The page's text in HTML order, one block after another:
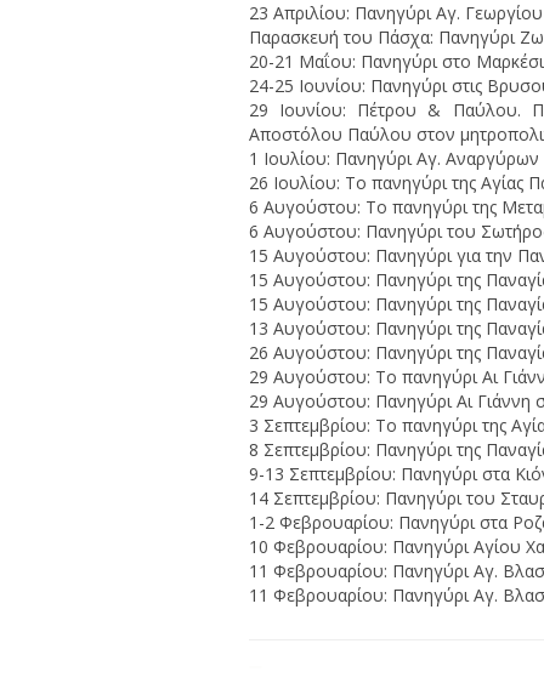
23 Απριλίου: Πανηγύρι Αγ.
Παρασκευή του Πάσχα: Πανηγύρι
20-21 Μαΐου: Πανηγύρι στο Μαρκέσι
24-25 Ιουνίου: Πανηγύρι στις
29 Ιουνίου: Πέτρου & Παύλου.
Αποστόλου Παύλου στον
1 Ιουλίου: Πανηγύρι Αγ.
26 Ιουλίου: Το πανηγύρι της Αγίας
6 Αυγούστου: Το πανηγύρι της
6 Αυγούστου: Πανηγύρι του
15 Αυγούστου: Πανηγύρι για την
15 Αυγούστου: Πανηγύρι της
15 Αυγούστου: Πανηγύρι της
13 Αυγούστου: Πανηγύρι της
26 Αυγούστου: Πανηγύρι της
29 Αυγούστου: Το πανηγύρι Αι
29 Αυγούστου: Πανηγύρι Αι Γιάννη
3 Σεπτεμβρίου: Το πανηγύρι της
8 Σεπτεμβρίου: Πανηγύρι της
9-13 Σεπτεμβρίου: Πανηγύρι στα
14 Σεπτεμβρίου: Πανηγύρι του
1-2 Φεβρουαρίου: Πανηγύρι στα
10 Φεβρουαρίου: Πανηγύρι Αγίου
11 Φεβρουαρίου: Πανηγύρι Αγ.
11 Φεβρουαρίου: Πανηγύρι Αγ.